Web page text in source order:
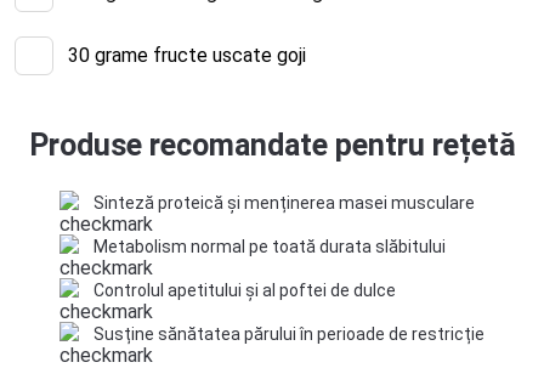
30 grame fructe uscate goji
Produse recomandate pentru rețetă
Sinteză proteică și menținerea masei musculare
Metabolism normal pe toată durata slăbitului
Controlul apetitului și al poftei de dulce
Susține sănătatea părului în perioade de restricție